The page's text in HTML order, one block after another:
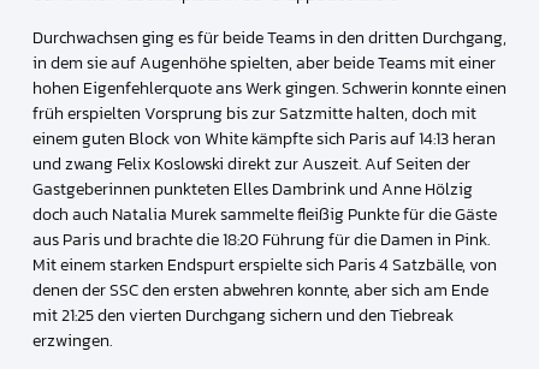
Durchwachsen ging es für beide Teams in den dritten Durchgang,
in dem sie auf Augenhöhe spielten, aber beide Teams mit einer
hohen Eigenfehlerquote ans Werk gingen. Schwerin konnte einen
früh erspielten Vorsprung bis zur Satzmitte halten, doch mit
einem guten Block von White kämpfte sich Paris auf 14:13 heran
und zwang Felix Koslowski direkt zur Auszeit. Auf Seiten der
Gastgeberinnen punkteten Elles Dambrink und Anne Hölzig
doch auch Natalia Murek sammelte fleißig Punkte für die Gäste
aus Paris und brachte die 18:20 Führung für die Damen in Pink.
Mit einem starken Endspurt erspielte sich Paris 4 Satzbälle, von
denen der SSC den ersten abwehren konnte, aber sich am Ende
mit 21:25 den vierten Durchgang sichern und den Tiebreak
erzwingen.